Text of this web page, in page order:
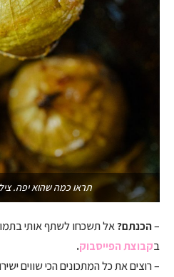
תראו כמה שהוא יפה.
–הכנתם?אל תשכחו לשתף אותי
בקבוצת הפייסבוק.
– רוצים את כל המתכונים הכי שווים